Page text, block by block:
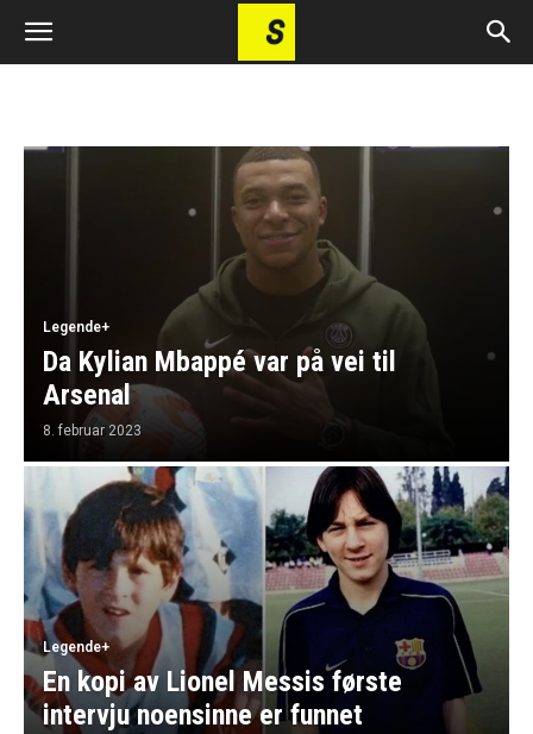
Legende+
Da Kylian Mbappé var på vei til
Arsenal
8. februar 2023
Legende+
En kopi av Lionel Messis første
intervju noensinne er funnet